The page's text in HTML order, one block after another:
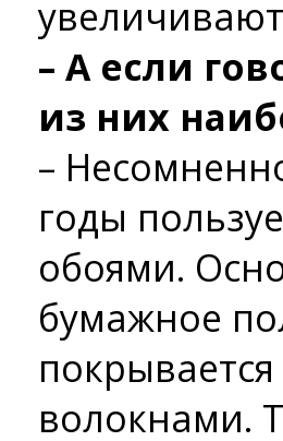
– А если
из них
–
годы
обоями.
бумажное
волокнами.